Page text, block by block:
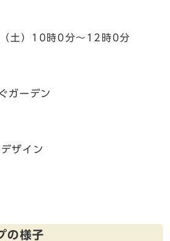
土）10時0分〜12時0分
ガーデン
ザイン
の様子